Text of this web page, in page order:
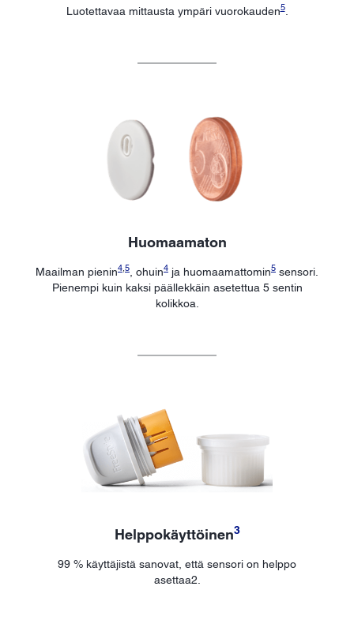
Luotettavaa mittausta ympäri vuorokauden5.
Huomaamaton
Maailman pienin4,5 , ohuin4 ja huomaamattomin5 sensori.
Pienempi kuin kaksi päällekkäin asetettua 5 sentin
kolikkoa.
Helppokäyttöinen3
99 % käyttäjistä sanovat, että sensori on helppo
asettaa2.